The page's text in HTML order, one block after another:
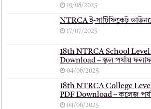
19/08/2025
NTRCA ই-সার্টিফিকেট
17/07/2025
18th NTRCA School Level
Download – স্কুল পর্যায়
04/06/2025
18th NTRCA College
PDF Download – কলেজ
04/06/2025